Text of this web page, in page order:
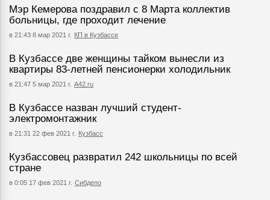
Мэр Кемерова поздравил с 8 Марта коллектив
больницы, где проходит лечение
в 21:43 8 мар 2021 г. КП в Кузбассе
В Кузбассе две женщины тайком вынесли из
квартиры 83-летней пенсионерки холодильник
в 21:47 5 мар 2021 г. А42.ru
В Кузбассе назван лучший студент-
электромонтажник
в 21:31 22 фев 2021 г. Кузбасс
Кузбассовец развратил 242 школьницы по всей
стране
в 0:05 17 фев 2021 г. Сибдепо